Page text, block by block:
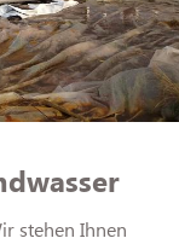
stehen Ihnen